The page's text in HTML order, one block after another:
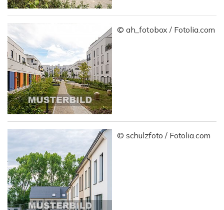
© ah_fotobox / Fotolia.com
© schulzfoto / Fotolia.com